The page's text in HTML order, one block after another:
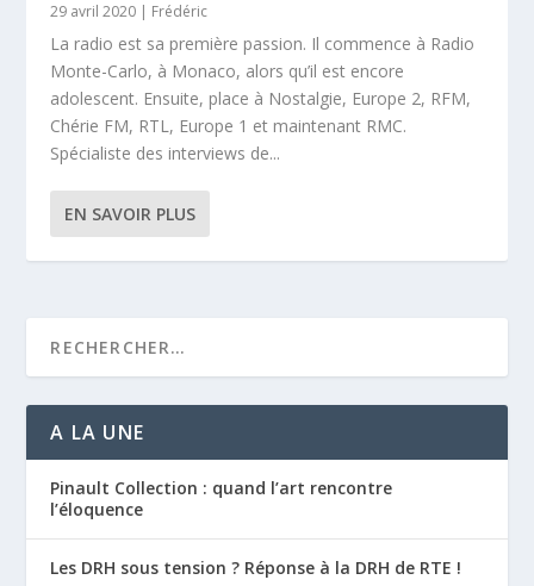
29 avril 2020 | Frédéric
La radio est sa première passion. Il commence à Radio
Monte-Carlo, à Monaco, alors qu’il est encore
adolescent. Ensuite, place à Nostalgie, Europe 2, RFM,
Chérie FM, RTL, Europe 1 et maintenant RMC.
Spécialiste des interviews de...
EN SAVOIR PLUS
A LA UNE
Pinault Collection : quand l’art rencontre
l’éloquence
Les DRH sous tension ? Réponse à la DRH de RTE !